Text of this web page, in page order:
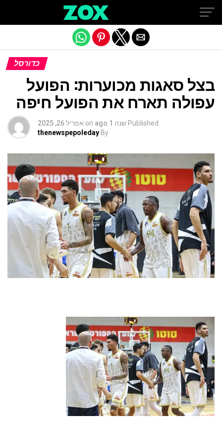
כדורסל
בצל סאגות מכוערות: הפועל
עפולה תארח את הפועל חיפה
Published שנה 1 ago on אפריל 26, 2025
By
thenewspepoleday
Exit mobile version